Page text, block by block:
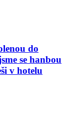
do
se hanbou
v hotelu